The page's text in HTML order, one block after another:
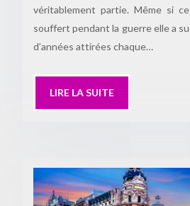
véritablement partie. Même si
souffert pendant la guerre elle a
d’années attirées chaque…
LIRE LA SUITE